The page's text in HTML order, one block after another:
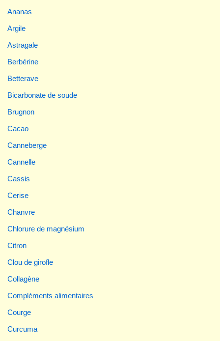
Ananas
Argile
Astragale
Berbérine
Betterave
Bicarbonate de soude
Brugnon
Cacao
Canneberge
Cannelle
Cassis
Cerise
Chanvre
Chlorure de magnésium
Citron
Clou de girofle
Collagène
Compléments alimentaires
Courge
Curcuma